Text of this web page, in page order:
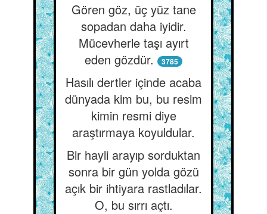
Gören göz, üç yüz tane
sopadan daha iyidir.
Mücevherle taşı ayırt
eden gözdür.
3785
Hasılı dertler içinde acaba
dünyada kim bu, bu resim
kimin resmi diye
araştırmaya koyuldular.
Bir hayli arayıp sorduktan
sonra bir gün yolda gözü
açık bir ihtiyara rastladılar.
O, bu sırrı açtı.